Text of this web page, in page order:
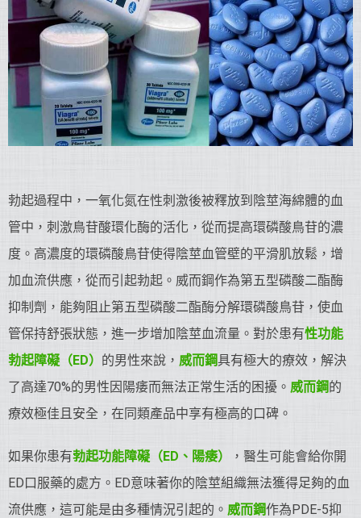
勃起過程中，一氧化氮在性刺激後被釋放到陰莖海綿體的血
管中，刺激鳥苷酸環化酶的活化，從而提高環磷酸鳥苷的濃
度。高濃度的環磷酸鳥苷使得陰莖血管壁的平滑肌放鬆，增
加血流供應，從而引起勃起。威而鋼作為第五型磷酸二酯酶
抑制劑，能夠阻止第五型磷酸二酯酶分解環磷酸鳥苷，使血
管保持舒張狀態，進一步增加陰莖血流量。對於患有性功能
勃起障礙（ED） 的男性來說， 威而鋼具有極大的療效，解決
了高達70%的男性因陽痿而無法正常生活的困擾。 威而鋼的
療效極佳且安全，在同類產品中享有極高的口碑。
如果你患有勃起功能障礙（ED、陽痿）
，醫生可能會給你開
ED口服藥的處方。ED意味著你的陰莖組織無法獲得足夠的血
流供應，這可能是由多種情況引起的。 威而鋼作為PDE-5抑